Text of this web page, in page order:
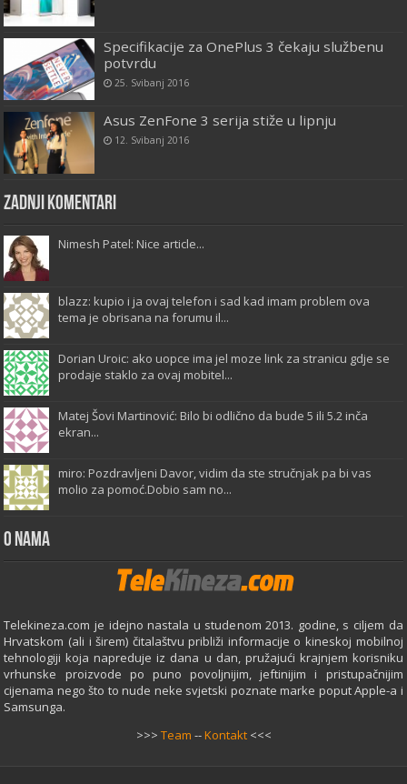
Specifikacije za OnePlus 3 čekaju službenu
potvrdu
25. Svibanj 2016
Asus ZenFone 3 serija stiže u lipnju
12. Svibanj 2016
Zadnji komentari
Nimesh Patel: Nice article...
blazz: kupio i ja ovaj telefon i sad kad imam problem ova
tema je obrisana na forumu il...
Dorian Uroic: ako uopce ima jel moze link za stranicu gdje se
prodaje staklo za ovaj mobitel...
Matej Šovi Martinović: Bilo bi odlično da bude 5 ili 5.2 inča
ekran...
miro: Pozdravljeni Davor, vidim da ste stručnjak pa bi vas
molio za pomoć.Dobio sam no...
O Nama
Telekineza.com je idejno nastala u studenom 2013. godine, s ciljem da
Hrvatskom (ali i širem) čitalaštvu približi informacije o kineskoj mobilnoj
tehnologiji koja napreduje iz dana u dan, pružajući krajnjem korisniku
vrhunske proizvode po puno povoljnijim, jeftinijim i pristupačnijim
cijenama nego što to nude neke svjetski poznate marke poput Apple-a i
Samsunga.
>>> Team --Kontakt<<<